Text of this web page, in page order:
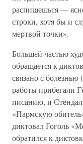
распишешься —
строки, хотя бы и
мертвой точки».
Большей частью
обращается к
связано с
работы прибегали
писанию, и
«Пармскую
диктовал Гоголь
обратился к